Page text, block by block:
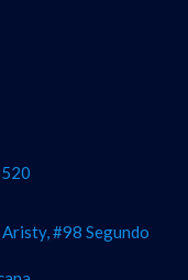
#98 Segundo